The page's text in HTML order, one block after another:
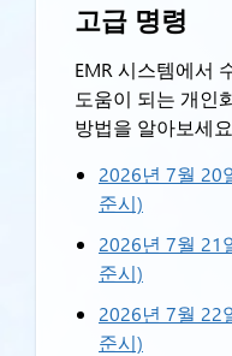
고급 명령
EMR 시스템에서
도움이 되는 개인
방법을 알아보세
2026년 7월 20
준시)
2026년 7월 21
준시)
2026년 7월 22
준시)